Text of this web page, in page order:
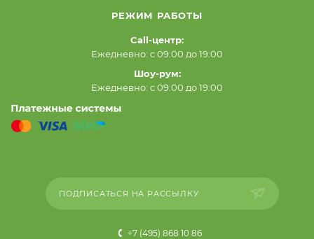
РЕЖИМ РАБОТЫ
Call-центр:
Ежедневно: с 09:00 до 19:00
Шоу-рум:
Ежедневно: с 09:00 до 19:00
ПОДПИСАТЬСЯ НА РАССЫЛКУ
+7 (495) 868 10 86